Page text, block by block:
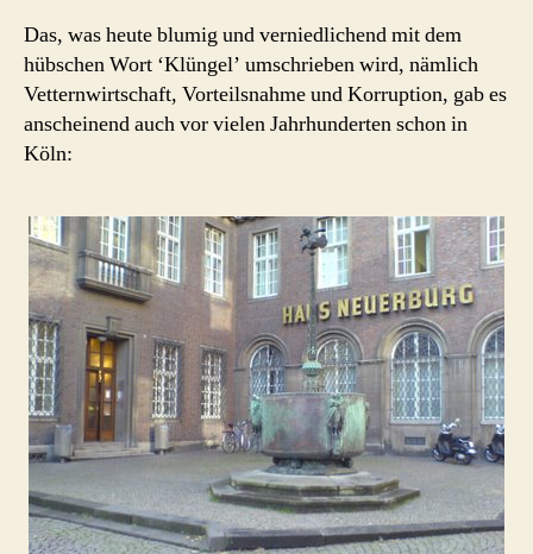
Das, was heute blumig und verniedlichend mit dem
hübschen Wort ‘Klüngel’ umschrieben wird, nämlich
Vetternwirtschaft, Vorteilsnahme und Korruption, gab es
anscheinend auch vor vielen Jahrhunderten schon in
Köln: